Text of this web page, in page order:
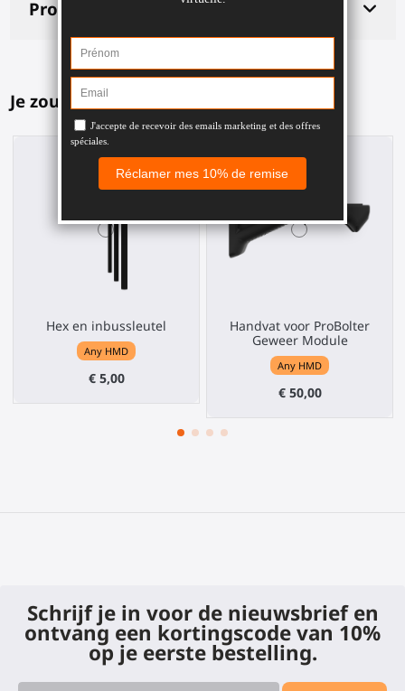
Productdetails
Je zou dit ook leuk kunnen vinden
Hex en inbussleutel
Any HMD
€ 5,00
Handvat voor ProBolter
Geweer Module
Any HMD
€ 50,00
Schrijf je in voor de nieuwsbrief en
ontvang een kortingscode van 10%
op je eerste bestelling.